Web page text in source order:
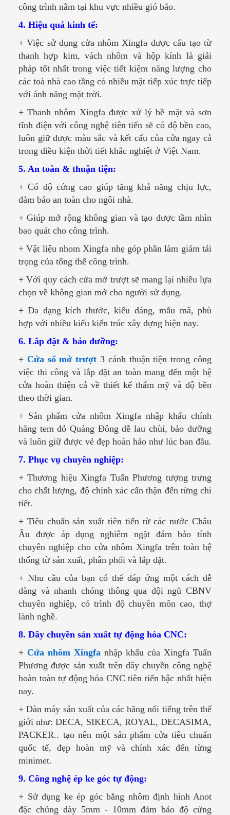
công trình nằm tại khu vực nhiều gió bão.
4. Hiệu quả kinh tế:
+ Việc sử dụng cửa nhôm Xingfa được cấu tạo từ
thanh hợp kim, vách nhôm và hộp kính là giải
pháp tốt nhất trong việc tiết kiệm năng lượng cho
các toà nhà cao tầng có nhiều mặt tiếp xúc trực tiếp
với ánh năng mặt trời.
+ Thanh nhôm Xingfa được xử lý bề mặt và sơn
tĩnh điện với công nghệ tiên tiến sẽ có độ bền cao,
luôn giữ được màu sắc và kết cấu của cửa ngay cả
trong điều kiện thời tiết khắc nghiệt ở Việt Nam.
5. An toàn & thuận tiện:
+ Có độ cứng cao giúp tăng khả năng chịu lực,
đảm bảo an toàn cho ngôi nhà.
+ Giúp mở rộng không gian và tạo được tầm nhìn
bao quát cho công trình.
+ Vật liệu nhom Xingfa nhẹ góp phần làm giảm tải
trọng của tổng thể công trình.
+ Với quy cách cửa mở trượt sẽ mang lại nhiều lựa
chọn về không gian mở cho người sử dụng.
+ Đa dạng kích thước, kiểu dáng, mẫu mã, phù
hợp với nhiều kiểu kiến trúc xây dựng hiện nay.
6. Lắp đặt & bảo dưỡng:
+ Cửa sổ mở trượt 3 cánh thuận tiện trong công
việc thi công và lắp đặt an toàn mang đến một hệ
cửa hoàn thiện cả về thiết kế thẩm mỹ và độ bền
theo thời gian.
+ Sản phẩm cửa nhôm Xingfa nhập khẩu chính
hãng tem đỏ Quảng Đông dễ lau chùi, bảo dưỡng
và luôn giữ được vẻ đẹp hoàn hảo như lúc ban đầu.
7. Phục vụ chuyên nghiệp:
+ Thương hiệu Xingfa Tuấn Phương tượng trưng
cho chất lượng, độ chính xác cẩn thận đến từng chi
tiết.
+ Tiêu chuẩn sản xuất tiên tiến từ các nước Châu
Âu được áp dụng nghiêm ngặt đảm bảo tính
chuyên nghiệp cho cửa nhôm Xingfa trên toàn hệ
thống từ sản xuất, phân phối và lắp đặt.
+ Nhu cầu của bạn có thể đáp ứng một cách dễ
dàng và nhanh chóng thông qua đội ngũ CBNV
chuyên nghiệp, có trình độ chuyên môn cao, thợ
lành nghề.
8. Dây chuyền sản xuất tự động hóa CNC:
+ Cửa nhôm Xingfa nhập khẩu của Xingfa Tuấn
Phương được sản xuất trên dây chuyền công nghệ
hoàn toàn tự động hóa CNC tiên tiến bậc nhất hiện
nay.
+ Dàn máy sản xuất của các hãng nổi tiếng trên thế
giới như: DECA, SIKECA, ROYAL, DECASIMA,
PACKER.. tạo nên một sản phẩm cửa tiêu chuẩn
quốc tế, đẹp hoàn mỹ và chính xác đến từng
minimet.
9. Công nghệ ép ke góc tự động:
+ Sử dụng ke ép góc bằng nhôm định hình Anot
đặc chủng dày 5mm - 10mm đảm bảo độ cứng